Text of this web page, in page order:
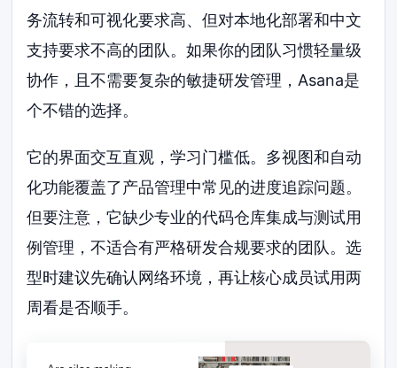
务流转和可视化要求高、但对本地化部署和中文
支持要求不高的团队。如果你的团队习惯轻量级
协作，且不需要复杂的敏捷研发管理，Asana是
个不错的选择。
它的界面交互直观，学习门槛低。多视图和自动
化功能覆盖了产品管理中常见的进度追踪问题。
但要注意，它缺少专业的代码仓库集成与测试用
例管理，不适合有严格研发合规要求的团队。选
型时建议先确认网络环境，再让核心成员试用两
周看是否顺手。